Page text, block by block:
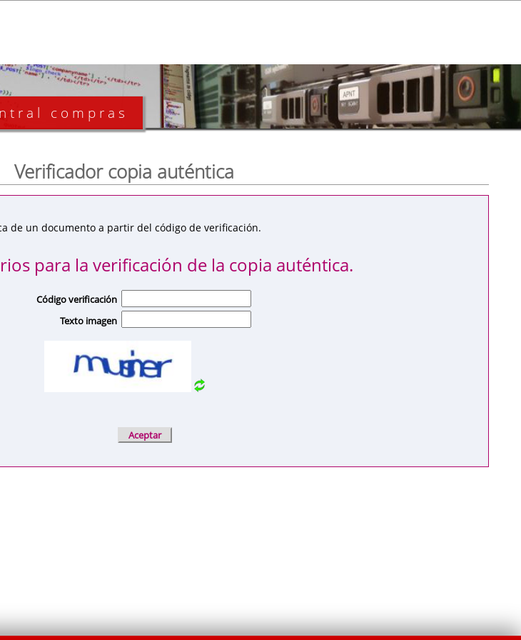
compras
Verificador copia auténtica
de un documento a partir del código de verificación.
para la verificación de la copia auténtica.
Código verificación
Texto imagen